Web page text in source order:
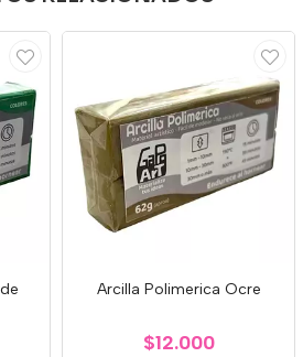
Arcilla Polimerica Ocre
$12.000